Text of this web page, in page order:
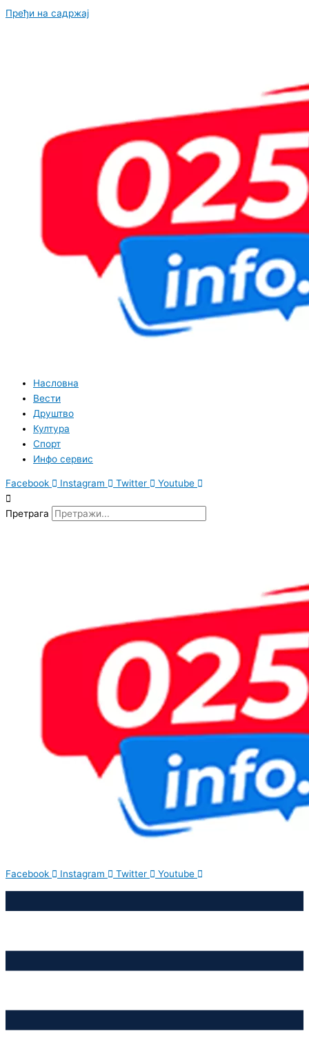
Пређи на садржај
Насловна
Вести
Друштво
Култура
Спорт
Инфо сервис
Facebook Instagram Twitter Youtube
Претрага
Facebook Instagram Twitter Youtube